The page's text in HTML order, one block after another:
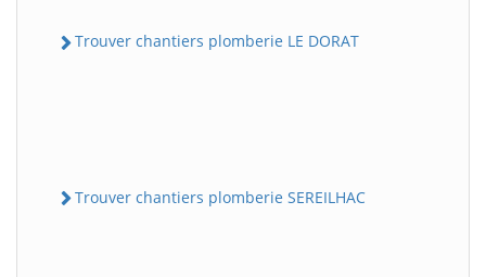
Trouver chantiers plomberie LE DORAT
Trouver chantiers plomberie SEREILHAC